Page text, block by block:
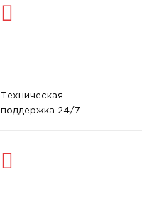
Техническая
поддержка 24/7